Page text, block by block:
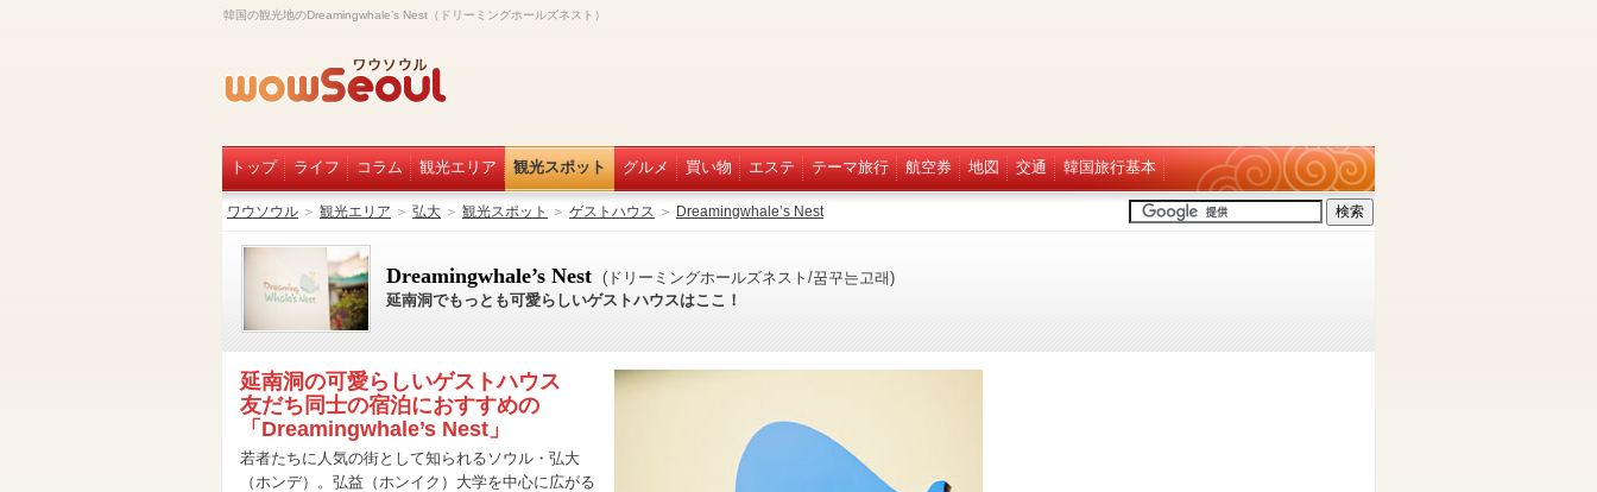
韓国の観光地のDreamingwhale’s Nest（ドリーミングホールズネスト）
トップ ライフ コラム 観光エリア 観光スポット グルメ 買い物 エステ テーマ旅行 航空券 地図 交通 韓国旅行基本
ワウソウル ＞ 観光エリア ＞ 弘大 ＞ 観光スポット ＞ ゲストハウス ＞ Dreamingwhale’s Nest
Dreamingwhale’s Nest (ドリーミングホールズネスト/꿈꾸는고래)
延南洞でもっとも可愛らしいゲストハウスはここ！
延南洞の可愛らしいゲストハウス
友だち同士の宿泊におすすめの
「Dreamingwhale’s Nest」
若者たちに人気の街として知られるソウル・弘大
（ホンデ）。弘益（ホンイク）大学を中心に広がる